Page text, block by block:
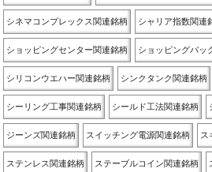
シネマコンプレックス関連銘柄 シャリア指数関連
ショッピングセンター関連銘柄 ショッピングバッ
シリコンウエハー関連銘柄 シンクタンク関連銘柄
シーリング工事関連銘柄 シールド工法関連銘柄
ジーンズ関連銘柄 スイッチング電源関連銘柄 ス
ステンレス関連銘柄 ステーブルコイン関連銘柄